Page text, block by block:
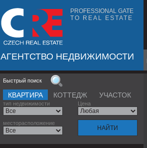
PROFESSIONAL GATE
TO REAL ESTATE
АГЕНТСТВО НЕДВИЖИМОСТИ
Быстрый поиск
КВАРТИРА КОТТЕДЖ УЧАСТОК
тип недвижимости Цена
месторасположение